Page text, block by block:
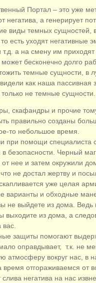
Портал – это уже
негатива, а генерирует
виды темных
есть уходят негативные
т.д. а на смену им
бесконечно долго
темные сущности, в
как наша пассивная
не темные сущности.
скафандры и прочие
правильно созданы
то небольшое время.
при помощи специалиста
в безопасности. Черный
нее и затем окружили
что не достал жертву и
уже целая
варианты и обходные
не выйдете из дома.
выходите из дома, а
защиты помогают
оправдывает, т.к. не
атмосферу вокруг нас,
отгораживаемся от
слива негатива на нас